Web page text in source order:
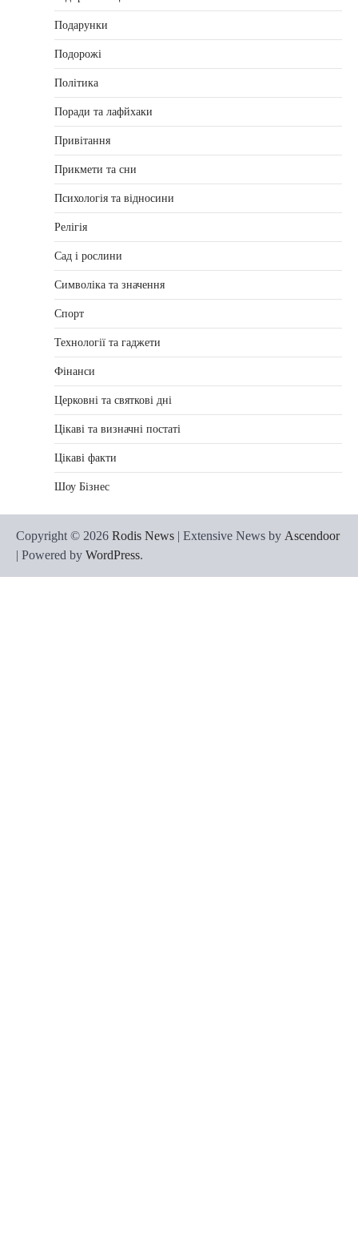
Подарунки
Подорожі
Політика
Поради та лафйхаки
Привітання
Прикмети та сни
Психологія та відносини
Релігія
Сад і рослини
Символіка та значення
Спорт
Технології та гаджети
Фінанси
Церковні та святкові дні
Цікаві та визначні постаті
Цікаві факти
Шоу Бізнес
Copyright © 2026 Rodis News | Extensive News by Ascendoor
| Powered by WordPress.